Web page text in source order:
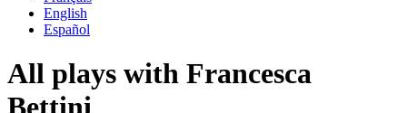
English
Español
All plays with Francesca